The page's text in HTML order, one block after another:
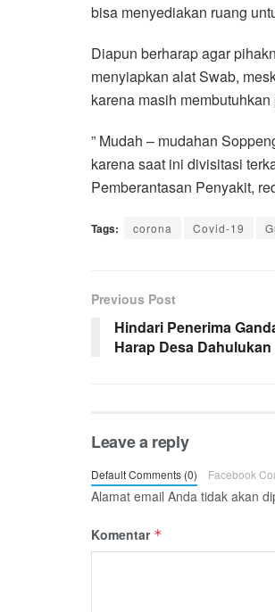
bisa menyediakan ruang
Diapun berharap agar
menyiapkan alat Swab,
karena masih
” Mudah – mudahan
karena saat ini divisitasi
Pemberantasan Penyakit,
Tags: corona Covid-19
Previous Post
Hindari Penerima
Harap Desa
Leave a reply
Default Comments (0) Facebook
Alamat email Anda tidak akan
Komentar *